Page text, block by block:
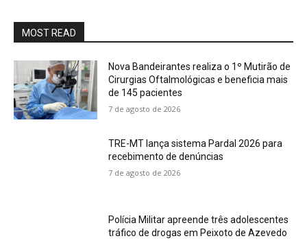
MOST READ
Nova Bandeirantes realiza o 1º Mutirão de
Cirurgias Oftalmológicas e beneficia mais
de 145 pacientes
7 de agosto de 2026
TRE-MT lança sistema Pardal 2026 para
recebimento de denúncias
7 de agosto de 2026
Polícia Militar apreende três adolescentes
tráfico de drogas em Peixoto de Azevedo